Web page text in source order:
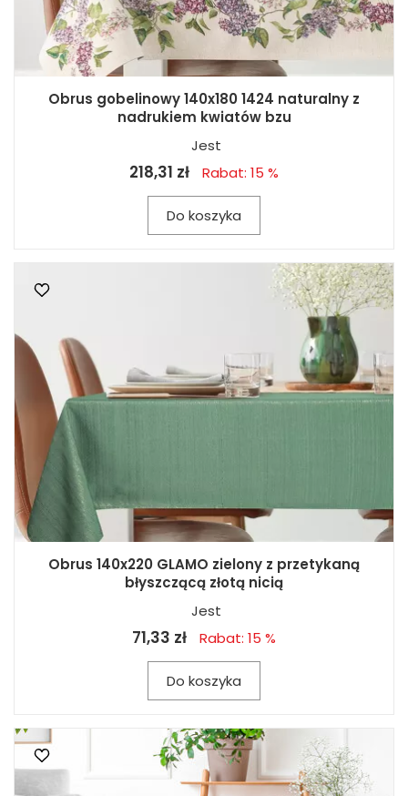
Obrus gobelinowy 140x180 1424 naturalny z
nadrukiem kwiatów bzu
Jest
218,31 zł Rabat: 15 %
Do koszyka
Obrus 140x220 GLAMO zielony z przetykaną
błyszczącą złotą nicią
Jest
71,33 zł Rabat: 15 %
Do koszyka